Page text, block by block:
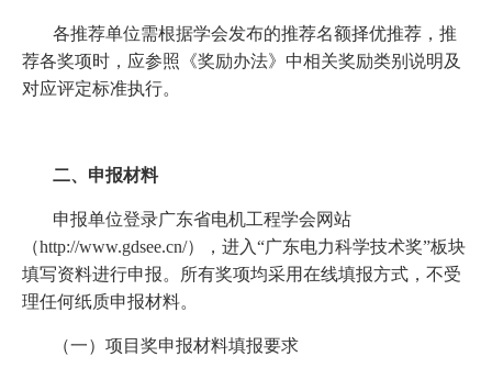
各推荐单位需根据学会发布的推荐名额择优推荐，推
荐各奖项时，应参照《奖励办法》中相关奖励类别说明及
对应评定标准执行。
二、申报材料
申报单位登录广东省电机工程学会网站
（http://www.gdsee.cn/），进入“广东电力科学技术奖”板块
填写资料进行申报。所有奖项均采用在线填报方式，不受
理任何纸质申报材料。
（一）项目奖申报材料填报要求